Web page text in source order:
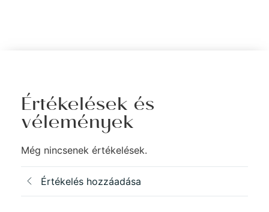
Értékelések és
vélemények
Még nincsenek értékelések.
Értékelés hozzáadása